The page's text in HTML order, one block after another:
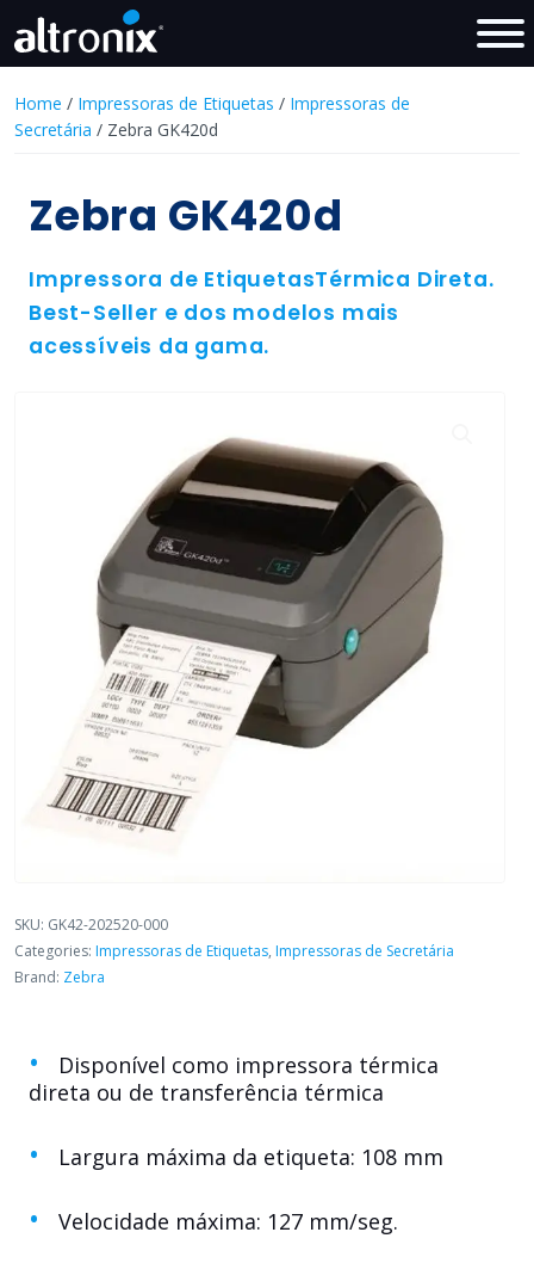
Home / Impressoras de Etiquetas / Impressoras de
Secretária / Zebra GK420d
Zebra GK420d
Impressora de EtiquetasTérmica Direta.
Best-Seller e dos modelos mais
acessíveis da gama.
SKU: GK42-202520-000
Categories: Impressoras de Etiquetas, Impressoras de Secretária
Brand: Zebra
Disponível como impressora térmica
direta ou de transferência térmica
Largura máxima da etiqueta: 108 mm
Velocidade máxima: 127 mm/seg.